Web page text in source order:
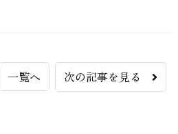
一覧へ 次の記事を見る